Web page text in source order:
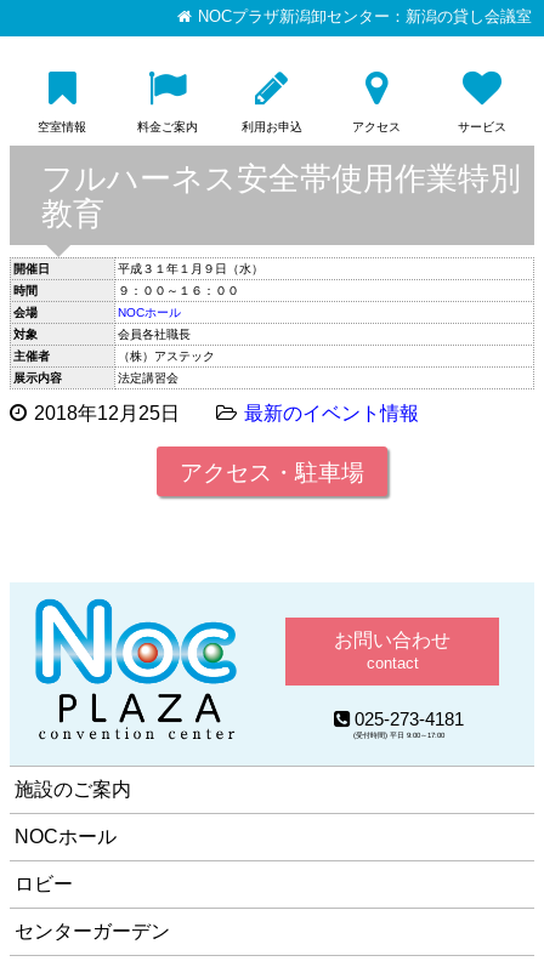
NOCプラザ新潟卸センター：新潟の貸し会議室
空室情報 料金ご案内 利用お申込 アクセス サービス
フルハーネス安全帯使用作業特別
教育
開催日
平成３１年１月９日（水）
時間
９：００～１６：００
会場
NOCホール
対象
会員各社職長
主催者
（株）アステック
展示内容
法定講習会
2018年12月25日 最新のイベント情報
アクセス・駐車場
お問い合わせ
contact
025-273-4181
(受付時間) 平日 9:00～17:00
施設のご案内
NOCホール
ロビー
センターガーデン